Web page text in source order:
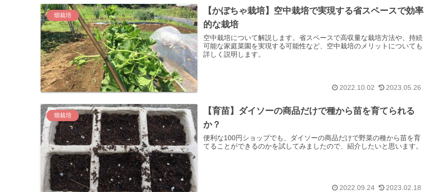
畑栽培
【かぼちゃ栽培】空中栽培で実現する省スペースで効率
的な栽培
空中栽培について解説します。省スペースで高収量な栽培方法や、持続
可能な家庭菜園を実現する可能性など、空中栽培のメリットについても
詳しく説明します。
2022.10.02 2023.05.26
畑栽培
【育苗】ダイソーの商品だけで種から苗を育てられる
か？
便利な100円ショップでも、ダイソーの商品だけで野菜の種から苗を育
てることができるのかを試してみましたので、紹介したいと思います。
2022.09.24 2023.02.18